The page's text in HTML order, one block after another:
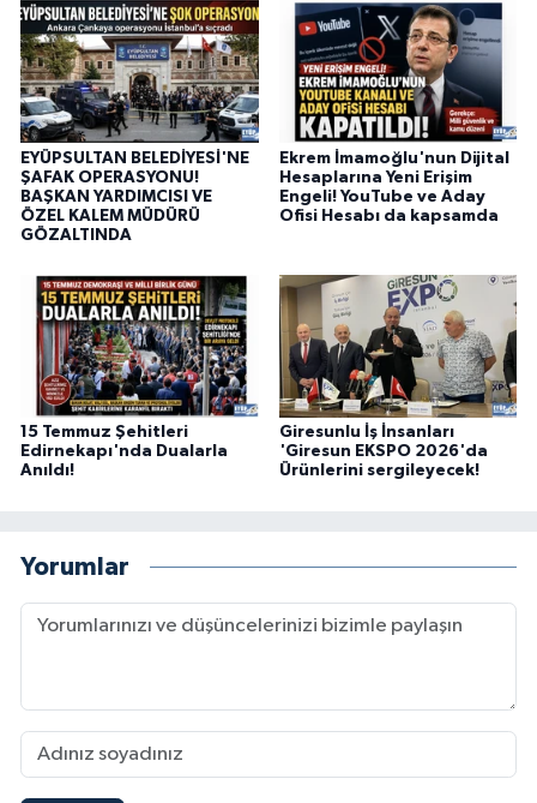
EYÜPSULTAN BELEDİYESİ'NE
ŞAFAK OPERASYONU!
BAŞKAN YARDIMCISI VE
ÖZEL KALEM MÜDÜRÜ
GÖZALTINDA
Ekrem İmamoğlu'nun Dijital
Hesaplarına Yeni Erişim
Engeli! YouTube ve Aday
Ofisi Hesabı da kapsamda
15 Temmuz Şehitleri
Edirnekapı'nda Dualarla
Anıldı!
Giresunlu İş İnsanları
'Giresun EKSPO 2026'da
Ürünlerini sergileyecek!
Yorumlar